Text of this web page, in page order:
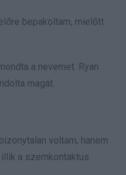
bepakoltam, mielőtt
a nevemet. Ryan
magát.
voltam, hanem
a szemkontaktus.